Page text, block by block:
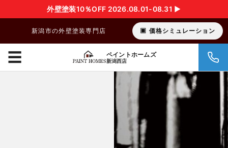
外壁塗装10％OFF 2026.08.01-08.31 ▶︎
新潟市の外壁塗装専門店 価格シミュレーション
ペイントホームズ
新潟西店
☰